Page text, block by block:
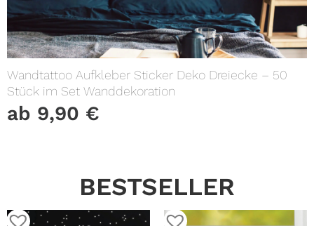
Wandtattoo Aufkleber Sticker Deko Dreiecke – 50
Stück im Set Wanddekoration
ab 9,90 €
BESTSELLER